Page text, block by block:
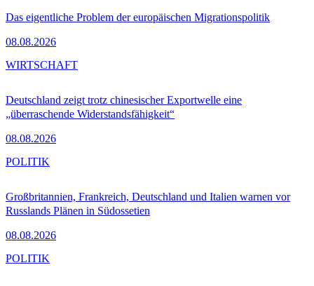
Das eigentliche Problem der europäischen Migrationspolitik
08.08.2026
Deutschland zeigt trotz chinesischer Exportwelle eine
„überraschende Widerstandsfähigkeit“
08.08.2026
WIRTSCHAFT
Großbritannien, Frankreich, Deutschland und Italien warnen vor
Russlands Plänen in Südossetien
08.08.2026
POLITIK
POLITIK